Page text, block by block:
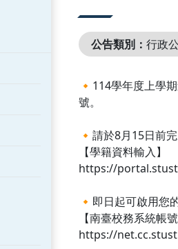
公告類別： 行政
🔸114學年度上學
號。
🔸請於8月15日前
【學籍資料輸入】
https://
🔸即日起可啟用您
【南臺校務系統帳
https://